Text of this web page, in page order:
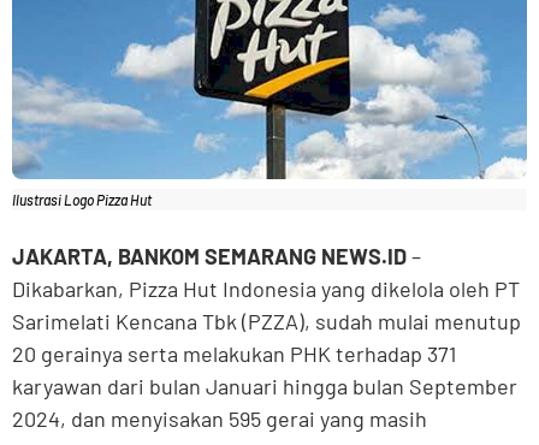
Ilustrasi Logo Pizza Hut
JAKARTA, BANKOM SEMARANG NEWS.ID–
Dikabarkan, Pizza Hut Indonesia yang dikelola oleh PT
Sarimelati Kencana Tbk (PZZA), sudah mulai menutup
20 gerainya serta melakukan PHK terhadap 371
karyawan dari bulan Januari hingga bulan September
2024, dan menyisakan 595 gerai yang masih